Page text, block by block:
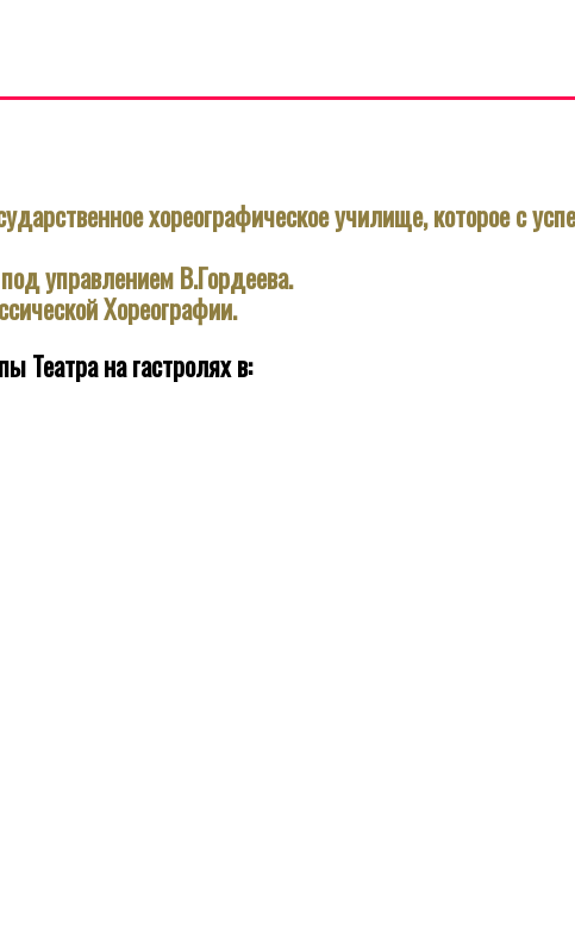
хореографическое училище, которое с
управлением В.Гордеева.
Хореографии.
Театра на гастролях в: